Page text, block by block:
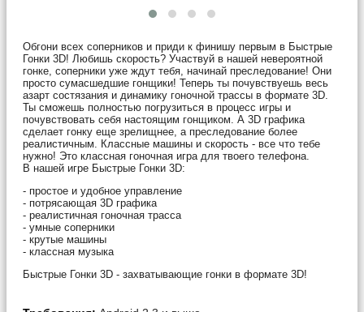
Обгони всех соперников и приди к финишу первым в Быстрые
Гонки 3D! Любишь скорость? Участвуй в нашей невероятной
гонке, соперники уже ждут тебя, начинай преследование! Они
просто сумасшедшие гонщики! Теперь ты почувствуешь весь
азарт состязания и динамику гоночной трассы в формате 3D.
Ты сможешь полностью погрузиться в процесс игры и
почувствовать себя настоящим гонщиком. А 3D графика
сделает гонку еще зрелищнее, а преследование более
реалистичным. Классные машины и скорость - все что тебе
нужно! Это классная гоночная игра для твоего телефона.
В нашей игре Быстрые Гонки 3D:
- простое и удобное управление
- потрясающая 3D графика
- реалистичная гоночная трасса
- умные соперники
- крутые машины
- классная музыка
Быстрые Гонки 3D - захватывающие гонки в формате 3D!